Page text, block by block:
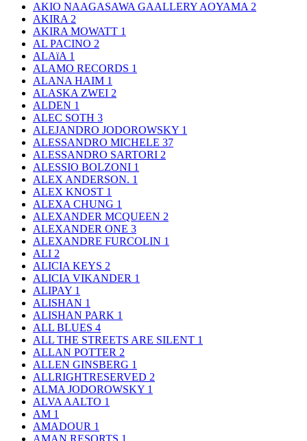
AKIO NAAGASAWA GAALLERY AOYAMA 2
AKIRA 2
AKIRA MOWATT 1
AL PACINO 2
ALAïA 1
ALAMO RECORDS 1
ALANA HAIM 1
ALASKA ZWEI 2
ALDEN 1
ALEC SOTH 3
ALEJANDRO JODOROWSKY 1
ALESSANDRO MICHELE 37
ALESSANDRO SARTORI 2
ALESSIO BOLZONI 1
ALEX ANDERSON. 1
ALEX KNOST 1
ALEXA CHUNG 1
ALEXANDER MCQUEEN 2
ALEXANDER ONE 3
ALEXANDRE FURCOLIN 1
ALI 2
ALICIA KEYS 2
ALICIA VIKANDER 1
ALIPAY 1
ALISHAN 1
ALISHAN PARK 1
ALL BLUES 4
ALL THE STREETS ARE SILENT 1
ALLAN POTTER 2
ALLEN GINSBERG 1
ALLRIGHTRESERVED 2
ALMA JODOROWSKY 1
ALVA AALTO 1
AM 1
AMADOUR 1